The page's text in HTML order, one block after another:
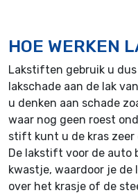
HOE WERKEN
Lakstiften gebruik u
lakschade aan de lak
u denken aan schade
waar nog geen roest
stift kunt u de kras zeer
De lakstift voor de auto
kwastje, waardoor je
over het krasje of de